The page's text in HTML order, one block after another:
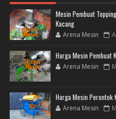
Mesin Pembuat
Kacang
Arena Mesin
Harga Mesin Pembuat
Arena Mesin
Harga Mesin Perontok
Arena Mesin